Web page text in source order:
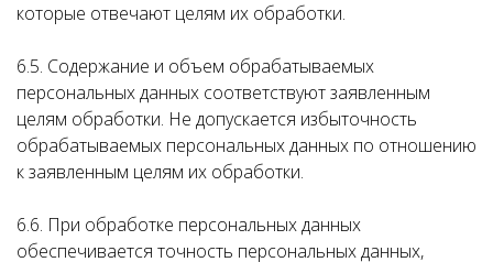
которые отвечают целям их обработки.
6.5. Содержание и объем обрабатываемых
персональных данных соответствуют заявленным
целям обработки. Не допускается избыточность
обрабатываемых персональных данных по отношению
к заявленным целям их обработки.
6.6. При обработке персональных данных
обеспечивается точность персональных данных,